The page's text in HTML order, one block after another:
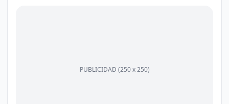
PUBLICIDAD (250 x 250)